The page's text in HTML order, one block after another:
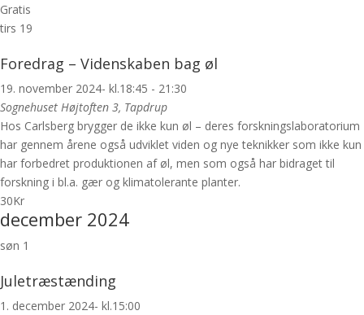
Gratis
tirs 19
Foredrag – Videnskaben bag øl
19. november 2024- kl.18:45 - 21:30
Sognehuset Højtoften 3, Tapdrup
Hos Carlsberg brygger de ikke kun øl – deres forskningslaboratorium
har gennem årene også udviklet viden og nye teknikker som ikke kun
har forbedret produktionen af øl, men som også har bidraget til
forskning i bl.a. gær og klimatolerante planter.
30Kr
december 2024
søn 1
Juletræstænding
1. december 2024- kl.15:00